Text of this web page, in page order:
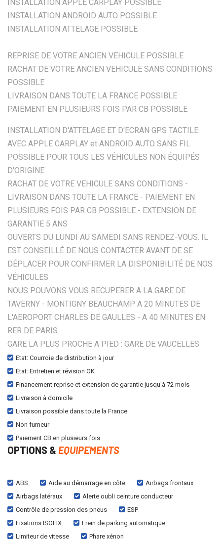
INSTALLATION APPLE CARPLAY POSSIBLE
INSTALLATION ANDROID AUTO POSSIBLE
INSTALLATION ATTELAGE POSSIBLE
REPRISE DE VOTRE ANCIEN VEHICULE POSSIBLE
RACHAT DE VOTRE ANCIEN VEHICULE SANS CONDITIONS
POSSIBLE
LIVRAISON DANS TOUTE LA FRANCE POSSIBLE
PAIEMENT EN PLUSIEURS FOIS PAR CB POSSIBLE
INSTALLATION D'ATTELAGE ET D'ECRAN GPS TACTILE
AVEC APPLE CARPLAY et ANDROID AUTO SANS FIL
POSSIBLE POUR TOUS LES VÉHICULES NON ÉQUIPÉS
D'ORIGINE
RACHAT DE VOTRE VEHICULE SANS CONDITIONS -
LIVRAISON DANS TOUTE LA FRANCE - PAIEMENT EN
PLUSIEURS FOIS PAR CB POSSIBLE - EXTENSION DE
GARANTIE 5 ANS
OUVERTS DU LUNDI AU SAMEDI SANS RENDEZ-VOUS. IL
EST CONSEILLÉ DE NOUS CONTACTER AVANT DE SE
DÉPLACER POUR CONFIRMER LA DISPONIBILITÉ DE NOS
VÉHICULES
NOUS POUVONS VOUS RECUPERER A LA GARE DE
TAVERNY - MONTIGNY BEAUCHAMP A 20 MINUTES DE
L'AEROPORT CHARLES DE GAULLES - A 40 MINUTES EN
RER DE PARIS
GARE LA PLUS PROCHE A PIED : GARE DE VAUCELLES
Etat: Courroie de distribution à jour
Etat: Entretien et révision OK
Financement reprise et extension de garantie jusqu'à 72 mois
Livraison à domicile
Livraison possible dans toute la France
Non fumeur
Paiement CB en plusieurs fois
OPTIONS & EQUIPEMENTS
ABS Aide au démarrage en côte
Airbags frontaux
Airbags latéraux
Alerte oubli ceinture conducteur
Contrôle de pression des pneus
ESP
Fixations ISOFIX
Frein de parking automatique
Limiteur de vitesse
Phare xénon